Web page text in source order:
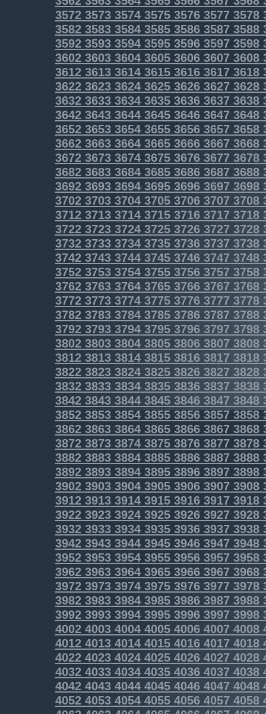
3572357335743575357635773578
3582358335843585358635873588
3592359335943595359635973598
3602360336043605360636073608
3612361336143615361636173618
3622362336243625362636273628
3632363336343635363636373638
3642364336443645364636473648
3652365336543655365636573658
3662366336643665366636673668
3672367336743675367636773678
3682368336843685368636873688
3692369336943695369636973698
370237033704370537063707 3708
371237133714371537163717 3718
372237233724372537263727 3728
373237333734373537363737 3738
374237433744374537463747 3748
375237533754375537563757 3758
376237633764376537663767 3768
377237733774377537763777 3778
378237833784378537863787 3788
379237933794379537963797 3798
380238033804380538063807 3808
381238133814381538163817 3818
382238233824382538263827 3828
383238333834383538363837 3838
384238433844384538463847 3848
3852385338543855385638573858
3862386338643865386638673868
3872387338743875387638773878
3882388338843885388638873888
3892389338943895389638973898
3902390339043905390639073908
3912391339143915391639173918
3922392339243925392639273928
3932393339343935393639373938
3942394339443945394639473948
3952395339543955395639573958
3962396339643965396639673968
3972397339743975397639773978
3982398339843985398639873988
3992399339943995399639973998
4002400340044005400640074008
401240134014401540164017 4018
402240234024402540264027 4028
403240334034403540364037 4038
404240434044404540464047 4048
405240534054405540564057 4058